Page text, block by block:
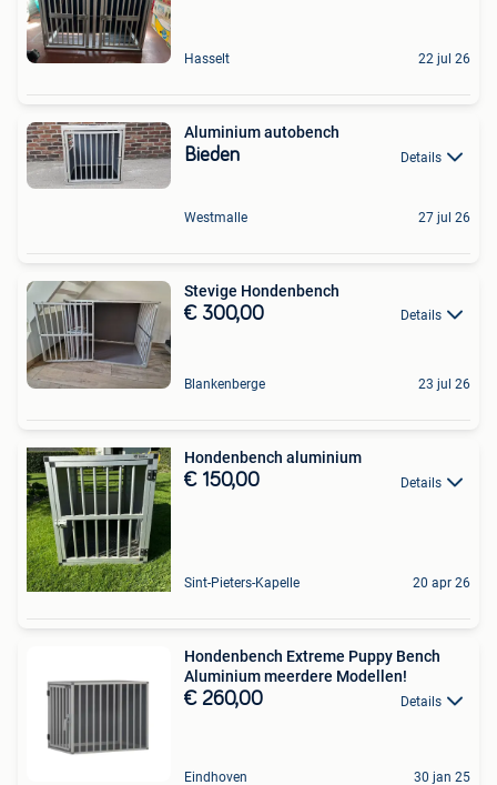
Hasselt 22 jul 26
Aluminium autobench
Bieden Details
Westmalle 27 jul 26
Stevige Hondenbench
€ 300,00 Details
Blankenberge 23 jul 26
Hondenbench aluminium
€ 150,00 Details
Sint-Pieters-Kapelle 20 apr 26
Hondenbench Extreme Puppy Bench
Aluminium meerdere Modellen!
€ 260,00 Details
Eindhoven 30 jan 25